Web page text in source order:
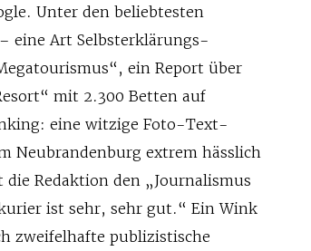
Unter den beliebtesten
eine Art Selbsterklärungs-
ein Report über
mit 2.300 Betten auf
eine witzige Foto-Text-
Neubrandenburg extrem hässlich
Redaktion den „Journalismus
ist sehr, sehr gut.“ Ein Wink
zweifelhafte publizistische